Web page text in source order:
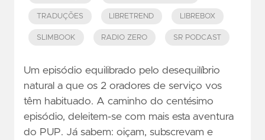
TRADUÇÕES LIBRETREND LIBREBOX
SLIMBOOK RADIO ZERO SR PODCAST
Um episódio equilibrado pelo desequilíbrio
natural a que os 2 oradores de serviço vos
têm habituado. A caminho do centésimo
episódio, deleitem-se com mais esta aventura
do PUP. Já sabem: oiçam, subscrevam e